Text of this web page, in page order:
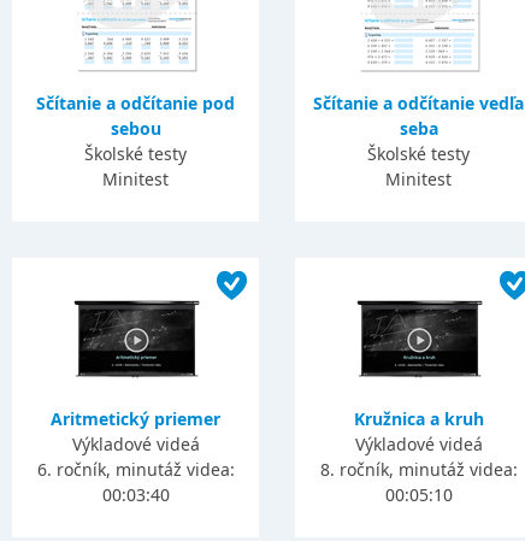
Sčítanie a odčítanie pod
sebou
Školské testy
Minitest
Sčítanie a odčítanie vedľa
seba
Školské testy
Minitest
Aritmetický priemer
Výkladové videá
6. ročník, minutáž videa:
00:03:40
Kružnica a kruh
Výkladové videá
8. ročník, minutáž videa:
00:05:10